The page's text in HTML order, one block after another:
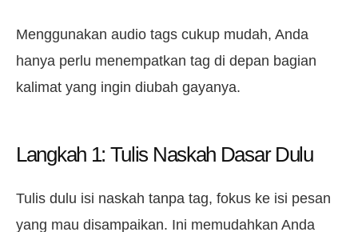
Menggunakan audio tags cukup mudah, Anda
hanya perlu menempatkan tag di depan bagian
kalimat yang ingin diubah gayanya.
Langkah 1: Tulis Naskah Dasar Dulu
Tulis dulu isi naskah tanpa tag, fokus ke isi pesan
yang mau disampaikan. Ini memudahkan Anda